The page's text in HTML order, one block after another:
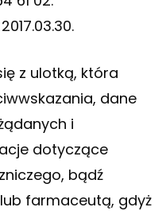
z ulotką, która
dane
i
dotyczące
bądź
farmaceutą, gdyż